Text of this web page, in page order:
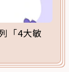
「4大敏